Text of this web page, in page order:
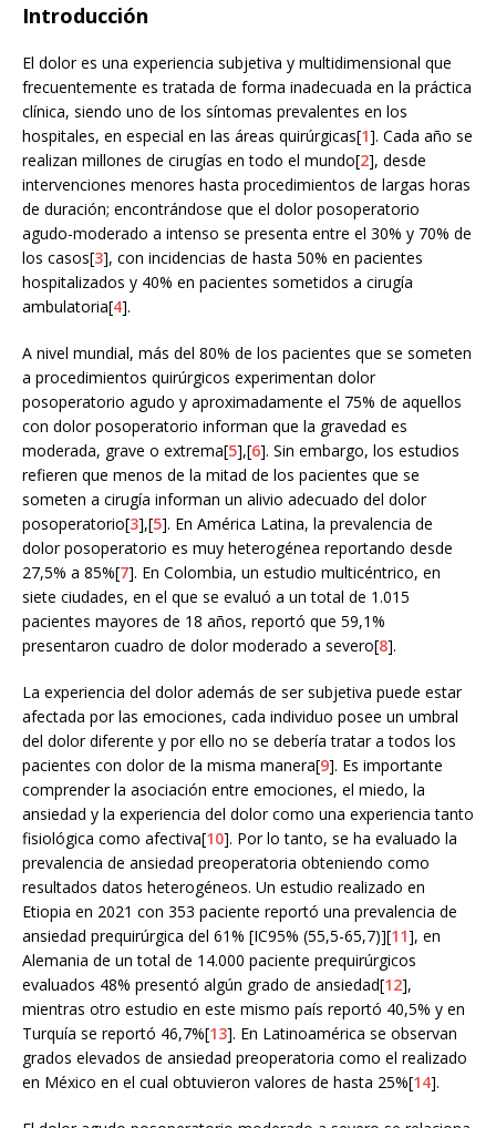
Introducción
El dolor es una experiencia subjetiva y multidimensional que
frecuentemente es tratada de forma inadecuada en la práctica
clínica, siendo uno de los síntomas prevalentes en los
hospitales, en especial en las áreas quirúrgicas[1]. Cada año se
realizan millones de cirugías en todo el mundo[2], desde
intervenciones menores hasta procedimientos de largas horas
de duración; encontrándose que el dolor posoperatorio
agudo-moderado a intenso se presenta entre el 30% y 70% de
los casos[3], con incidencias de hasta 50% en pacientes
hospitalizados y 40% en pacientes sometidos a cirugía
ambulatoria[4].
A nivel mundial, más del 80% de los pacientes que se someten
a procedimientos quirúrgicos experimentan dolor
posoperatorio agudo y aproximadamente el 75% de aquellos
con dolor posoperatorio informan que la gravedad es
moderada, grave o extrema[5],[6]. Sin embargo, los estudios
refieren que menos de la mitad de los pacientes que se
someten a cirugía informan un alivio adecuado del dolor
posoperatorio[3],[5]. En América Latina, la prevalencia de
dolor posoperatorio es muy heterogénea reportando desde
27,5% a 85%[7]. En Colombia, un estudio multicéntrico, en
siete ciudades, en el que se evaluó a un total de 1.015
pacientes mayores de 18 años, reportó que 59,1%
presentaron cuadro de dolor moderado a severo[8].
La experiencia del dolor además de ser subjetiva puede estar
afectada por las emociones, cada individuo posee un umbral
del dolor diferente y por ello no se debería tratar a todos los
pacientes con dolor de la misma manera[9]. Es importante
comprender la asociación entre emociones, el miedo, la
ansiedad y la experiencia del dolor como una experiencia tanto
fisiológica como afectiva[10]. Por lo tanto, se ha evaluado la
prevalencia de ansiedad preoperatoria obteniendo como
resultados datos heterogéneos. Un estudio realizado en
Etiopia en 2021 con 353 paciente reportó una prevalencia de
ansiedad prequirúrgica del 61% [IC95% (55,5-65,7)][11], en
Alemania de un total de 14.000 paciente prequirúrgicos
evaluados 48% presentó algún grado de ansiedad[12],
mientras otro estudio en este mismo país reportó 40,5% y en
Turquía se reportó 46,7%[13]. En Latinoamérica se observan
grados elevados de ansiedad preoperatoria como el realizado
en México en el cual obtuvieron valores de hasta 25%[14].